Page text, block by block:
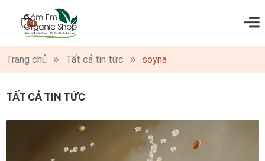
0
Trang chủ Tất cả tin tức soyna
TẤT CẢ TIN TỨC